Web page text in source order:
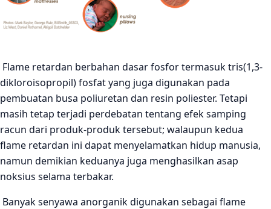
Flame retardan berbahan dasar fosfor termasuk tris(1,3-
dikloroisopropil) fosfat yang juga digunakan pada
pembuatan busa poliuretan dan resin poliester. Tetapi
masih tetap terjadi perdebatan tentang efek samping
racun dari produk-produk tersebut; walaupun kedua
flame retardan ini dapat menyelamatkan hidup manusia,
namun demikian keduanya juga menghasilkan asap
noksius selama terbakar.
Banyak senyawa anorganik digunakan sebagai flame